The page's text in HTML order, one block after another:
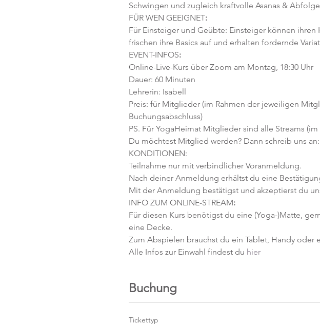
Schwingen und zugleich kraftvolle Asanas &
FÜR WEN GEEIGNET:
Für Einsteiger und Geübte: Einsteiger können
frischen ihre Basics auf und erhalten fordernde
EVENT-INFOS:
Online-Live-Kurs über Zoom am Montag, 18:30 Uhr
Dauer: 60 Minuten
Lehrerin: Isabell
Preis: für Mitglieder (im Rahmen der jeweiligen
Buchungsabschluss)
PS. Für YogaHeimat Mitglieder sind alle Streams
Du möchtest Mitglied werden? Dann schreib uns
KONDITIONEN:
Teilnahme nur mit verbindlicher Voranmeldung.
Nach deiner Anmeldung erhältst du eine
Mit der Anmeldung bestätigst und akzeptierst du
INFO ZUM ONLINE-STREAM:
Für diesen Kurs benötigst du eine (Yoga-)Matte,
eine Decke.
Zum Abspielen brauchst du ein Tablet, Handy oder
Alle Infos zur Einwahl findest du hier
Buchung
Tickettyp